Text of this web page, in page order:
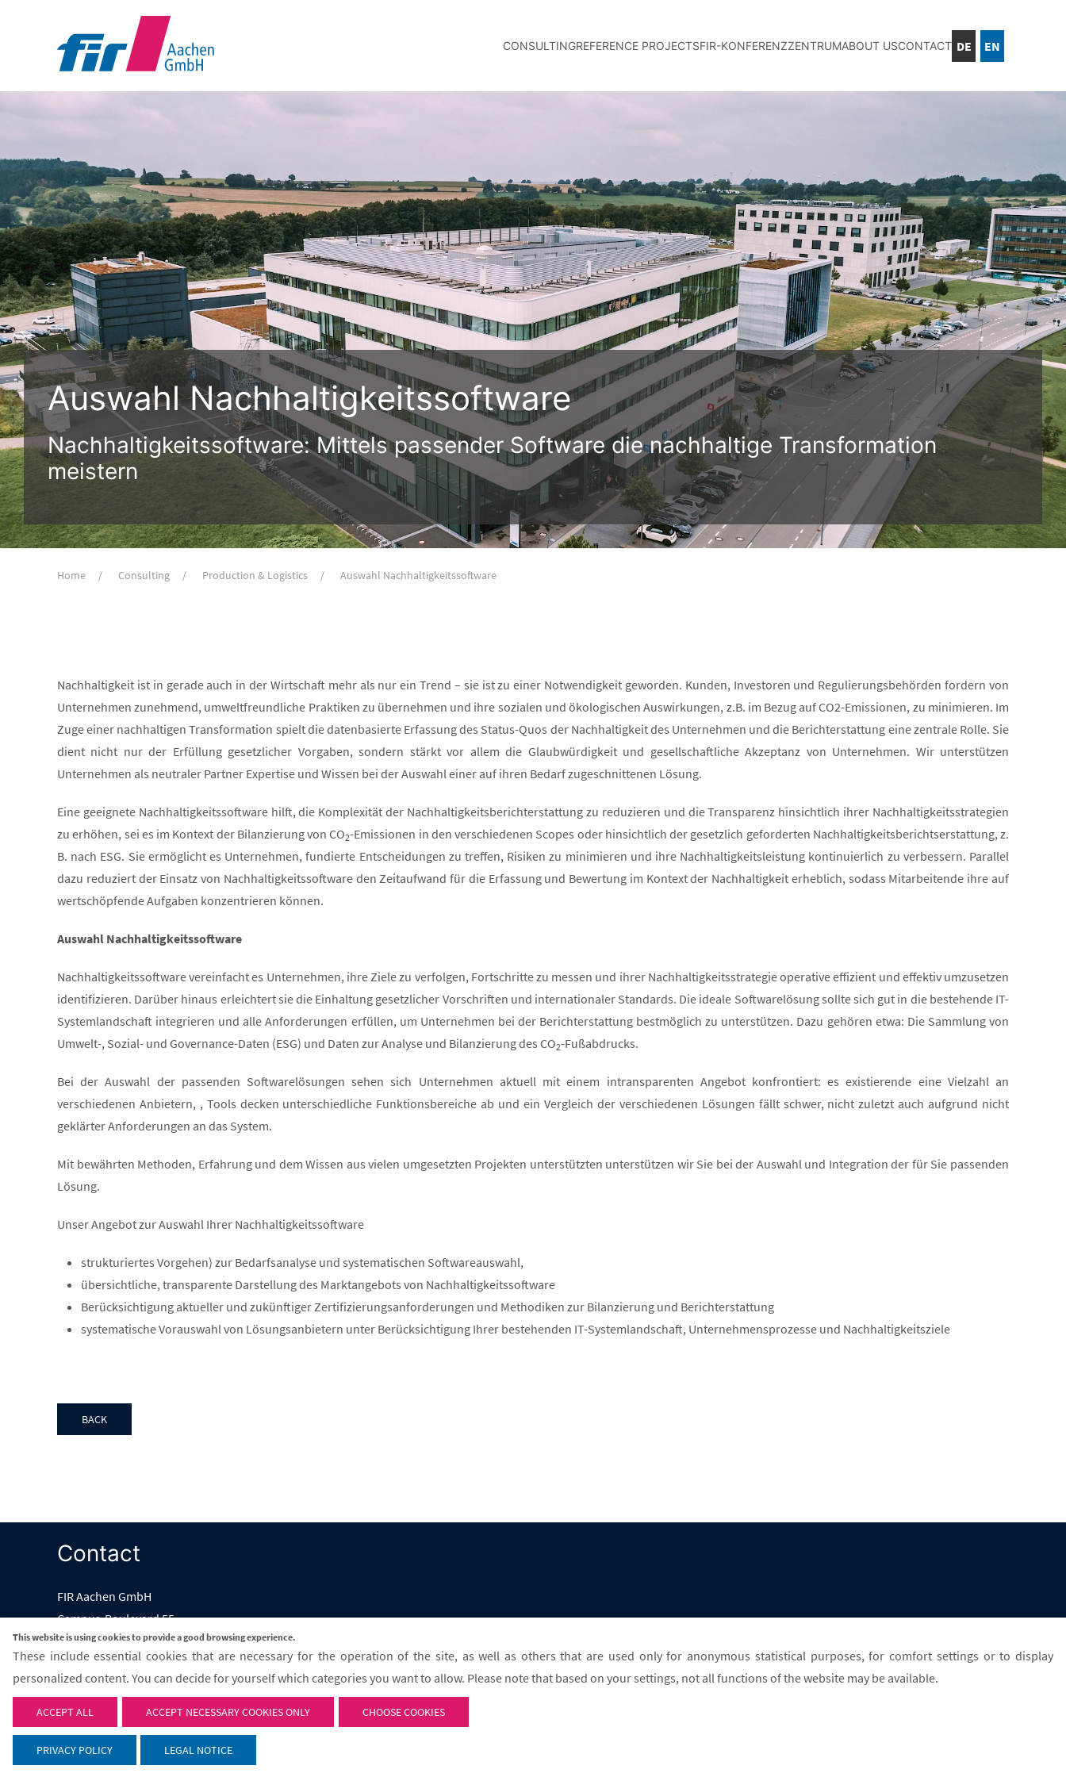
CONSULTINGREFERENCE PROJECTSFIR-KONFERENZZENTRUMABOUT USCONTACT DE EN
Auswahl Nachhaltigkeitssoftware
Nachhaltigkeitssoftware: Mittels passender Software die nachhaltige Transformation
meistern
Home Consulting Production & Logistics Auswahl Nachhaltigkeitssoftware
Nachhaltigkeit ist in gerade auch in der Wirtschaft mehr als nur ein Trend – sie ist zu einer Notwendigkeit geworden. Kunden, Investoren und Regulierungsbehörden fordern von
Unternehmen zunehmend, umweltfreundliche Praktiken zu übernehmen und ihre sozialen und ökologischen Auswirkungen, z.B. im Bezug auf CO2-Emissionen, zu minimieren. Im
Zuge einer nachhaltigen Transformation spielt die datenbasierte Erfassung des Status-Quos der Nachhaltigkeit des Unternehmen und die Berichterstattung eine zentrale Rolle. Sie
dient nicht nur der Erfüllung gesetzlicher Vorgaben, sondern stärkt vor allem die Glaubwürdigkeit und gesellschaftliche Akzeptanz von Unternehmen. Wir unterstützen
Unternehmen als neutraler Partner Expertise und Wissen bei der Auswahl einer auf ihren Bedarf zugeschnittenen Lösung.
Eine geeignete Nachhaltigkeitssoftware hilft, die Komplexität der Nachhaltigkeitsberichterstattung zu reduzieren und die Transparenz hinsichtlich ihrer Nachhaltigkeitsstrategien
zu erhöhen, sei es im Kontext der Bilanzierung von CO2-Emissionen in den verschiedenen Scopes oder hinsichtlich der gesetzlich geforderten Nachhaltigkeitsberichtserstattung, z.
B. nach ESG. Sie ermöglicht es Unternehmen, fundierte Entscheidungen zu treffen, Risiken zu minimieren und ihre Nachhaltigkeitsleistung kontinuierlich zu verbessern. Parallel
dazu reduziert der Einsatz von Nachhaltigkeitssoftware den Zeitaufwand für die Erfassung und Bewertung im Kontext der Nachhaltigkeit erheblich, sodass Mitarbeitende ihre auf
wertschöpfende Aufgaben konzentrieren können.
Auswahl Nachhaltigkeitssoftware
Nachhaltigkeitssoftware vereinfacht es Unternehmen, ihre Ziele zu verfolgen, Fortschritte zu messen und ihrer Nachhaltigkeitsstrategie operative effizient und effektiv umzusetzen
identifizieren. Darüber hinaus erleichtert sie die Einhaltung gesetzlicher Vorschriften und internationaler Standards. Die ideale Softwarelösung sollte sich gut in die bestehende IT-
Systemlandschaft integrieren und alle Anforderungen erfüllen, um Unternehmen bei der Berichterstattung bestmöglich zu unterstützen. Dazu gehören etwa: Die Sammlung von
Umwelt-, Sozial- und Governance-Daten (ESG) und Daten zur Analyse und Bilanzierung des CO2-Fußabdrucks.
Bei der Auswahl der passenden Softwarelösungen sehen sich Unternehmen aktuell mit einem intransparenten Angebot konfrontiert: es existierende eine Vielzahl an
verschiedenen Anbietern, , Tools decken unterschiedliche Funktionsbereiche ab und ein Vergleich der verschiedenen Lösungen fällt schwer, nicht zuletzt auch aufgrund nicht
geklärter Anforderungen an das System.
Mit bewährten Methoden, Erfahrung und dem Wissen aus vielen umgesetzten Projekten unterstützten unterstützen wir Sie bei der Auswahl und Integration der für Sie passenden
Lösung.
Unser Angebot zur Auswahl Ihrer Nachhaltigkeitssoftware
strukturiertes Vorgehen) zur Bedarfsanalyse und systematischen Softwareauswahl,
übersichtliche, transparente Darstellung des Marktangebots von Nachhaltigkeitssoftware
Berücksichtigung aktueller und zukünftiger Zertifizierungsanforderungen und Methodiken zur Bilanzierung und Berichterstattung
systematische Vorauswahl von Lösungsanbietern unter Berücksichtigung Ihrer bestehenden IT-Systemlandschaft, Unternehmensprozesse und Nachhaltigkeitsziele
BACK
Contact
FIR Aachen GmbH
Campus-Boulevard 55
52074 Aachen
Email:info@fir-aachen.gmbh
© 2026 - FIR Aachen GmbH
This website is using cookies to provide a good browsing experience.
These include essential cookies that are necessary for the operation of the site, as well as others that are used only for anonymous statistical purposes, for comfort settings or to display
personalized content. You can decide for yourself which categories you want to allow. Please note that based on your settings, not all functions of the website may be available.
ACCEPT ALL ACCEPT NECESSARY COOKIES ONLY CHOOSE COOKIES
PRIVACY POLICY LEGAL NOTICE